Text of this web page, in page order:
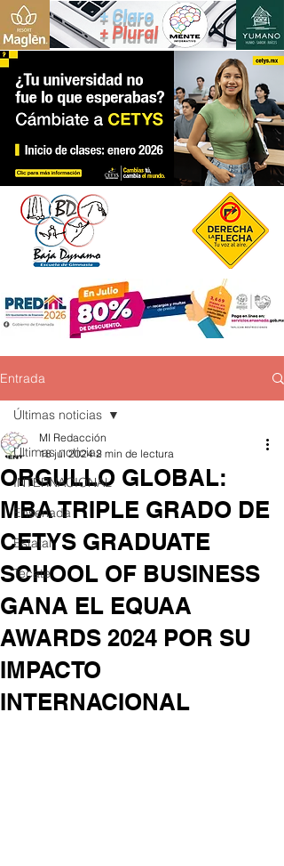
+ Claro
+ Plural
Entrada
Últimas noticias
INTERNACIONAL
Ensenada
Estatal
Tecate
Últimas noticias
ORGULLO GLOBAL:
MBA TRIPLE GRADO DE
CETYS GRADUATE
SCHOOL OF BUSINESS
GANA EL EQUAA
AWARDS 2024 POR SU
IMPACTO
INTERNACIONAL
MI Redacción
18 jul 2024 2 min de lectura